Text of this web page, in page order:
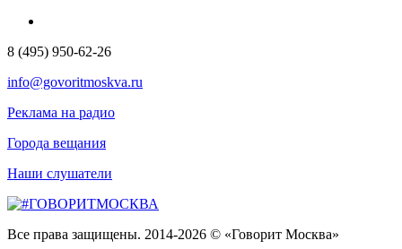
8 (495) 950-62-26
info@govoritmoskva.ru
Реклама на радио
Города вещания
Наши слушатели
Все права защищены. 2014-2026 © «Говорит Москва»